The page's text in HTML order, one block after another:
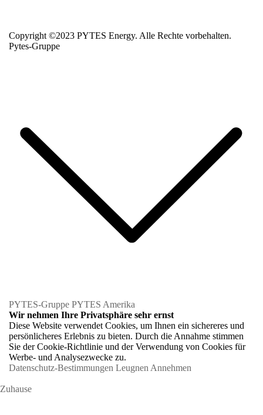
Copyright ©2023 PYTES Energy. Alle Rechte vorbehalten.
Pytes-Gruppe
PYTES-Gruppe PYTES Amerika
Wir nehmen Ihre Privatsphäre sehr ernst
Diese Website verwendet Cookies, um Ihnen ein sichereres und
persönlicheres Erlebnis zu bieten. Durch die Annahme stimmen
Sie der Cookie-Richtlinie und der Verwendung von Cookies für
Werbe- und Analysezwecke zu.
Datenschutz-Bestimmungen Leugnen Annehmen
Zuhause